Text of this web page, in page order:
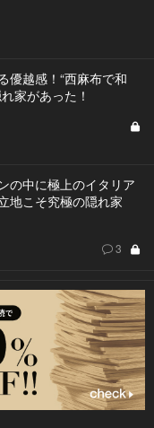
優越感！“西麻布で和
家があった！
の中に極上のイタリア
地こそ究極の隠れ家
3